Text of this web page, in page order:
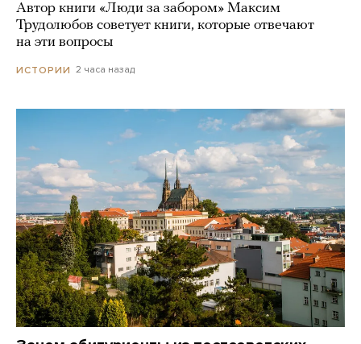
Автор книги «Люди за забором» Максим
Трудолюбов советует книги, которые отвечают
на эти вопросы
ИСТОРИИ 2 часа назад